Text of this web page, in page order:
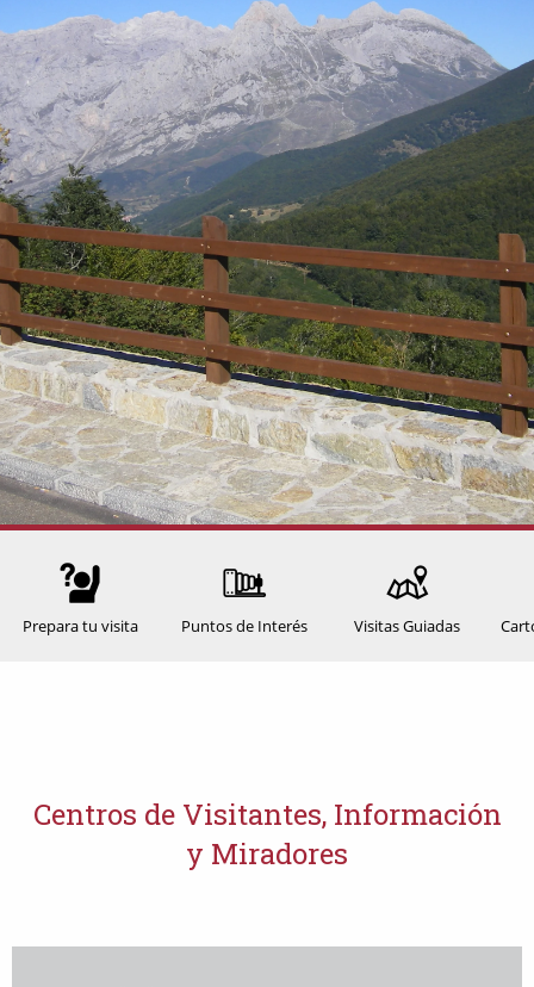
Prepara tu visita Puntos de Interés Visitas Guiadas
Centros de Visitantes, Información
y Miradores